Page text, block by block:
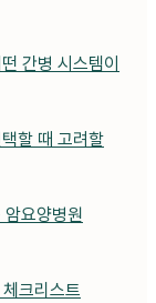
간병 시스템이
할 때 고려할
요양병원
크리스트